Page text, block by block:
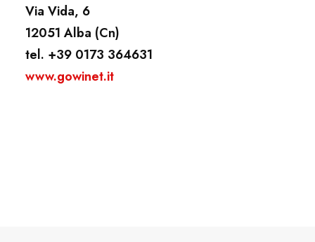
Via Vida, 6
12051 Alba (Cn)
tel. +39 0173 364631
www.gowinet.it